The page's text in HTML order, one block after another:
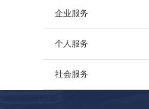
企业服务
个人服务
社会服务